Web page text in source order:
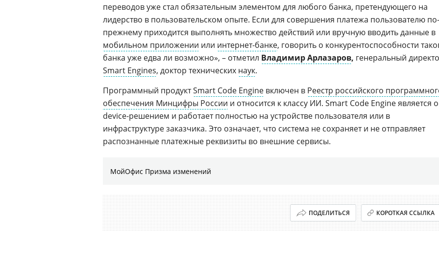
переводов уже стал обязательным элементом для любого банка, претендующего на
лидерство в пользовательском опыте. Если для совершения платежа пользователю по-
прежнему приходится выполнять множество действий или вручную вводить данные в
мобильном приложении или интернет-банке, говорить о конкурентоспособности
банка уже едва ли возможно», – отметил Владимир Арлазаров, генеральный
Smart Engines, доктор технических наук.
Программный продуктSmart Code Engine включен в Реестр российского
обеспечения Минцифры России и относится к классу ИИ. Smart Code Engine является
device-решением и работает полностью на устройстве пользователя или в
инфраструктуре заказчика. Это означает, что система не сохраняет и не отправляет
распознанные платежные реквизиты во внешние сервисы.
МойОфис Призма изменений
ПОДЕЛИТЬСЯ КОРОТКАЯ ССЫЛКА